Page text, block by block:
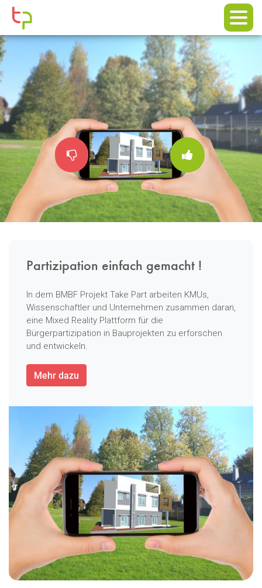
Partizipation einfach gemacht !
In dem BMBF Projekt Take Part arbeiten KMUs,
Wissenschaftler und Unternehmen zusammen daran,
eine Mixed Reality Plattform für die
Bürgerpartizipation in Bauprojekten zu erforschen
und entwickeln.
Mehr dazu